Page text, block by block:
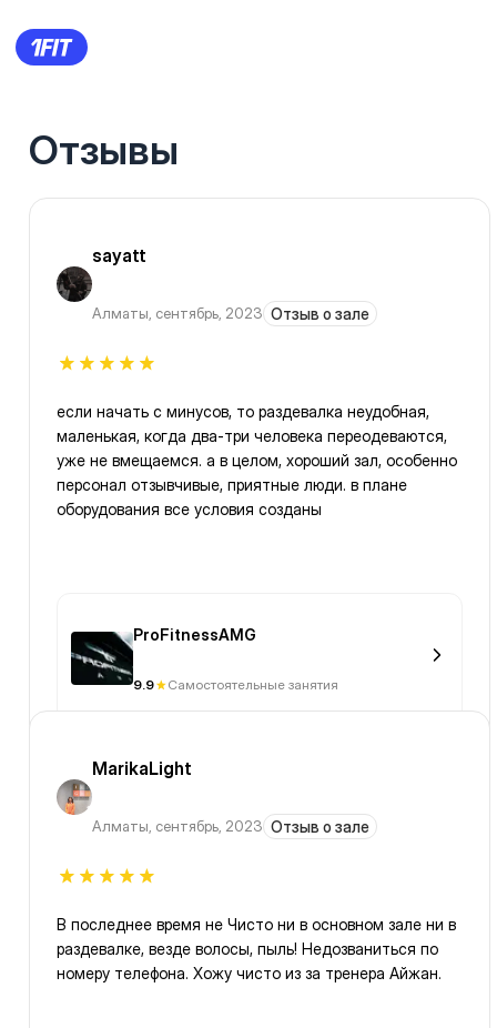
Отзывы
sayatt
Алматы, сентябрь, 2023 Отзыв о зале
если начать с минусов, то раздевалка неудобная,
маленькая, когда два-три человека переодеваются,
уже не вмещаемся. а в целом, хороший зал, особенно
персонал отзывчивые, приятные люди. в плане
оборудования все условия созданы
ProFitnessAMG
9.9 Самостоятельные занятия
MarikaLight
Алматы, сентябрь, 2023 Отзыв о зале
В последнее время не Чисто ни в основном зале ни в
раздевалке, везде волосы, пыль! Недозваниться по
номеру телефона. Хожу чисто из за тренера Айжан.